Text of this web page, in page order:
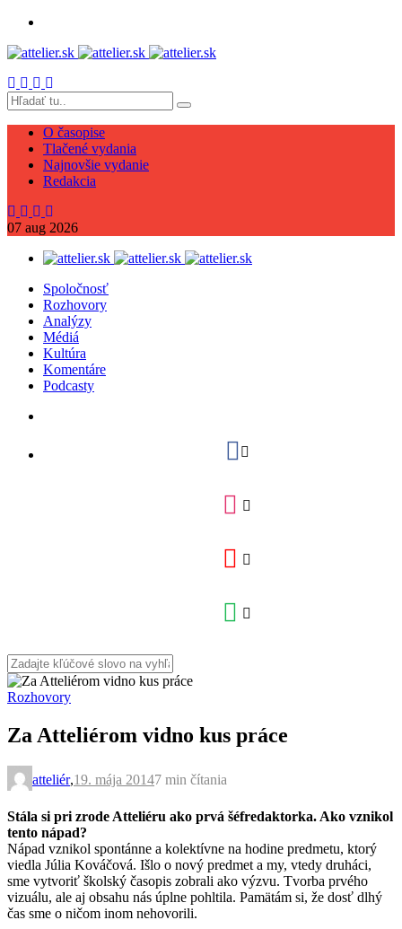
O časopise
Tlačené vydania
Najnovšie vydanie
Redakcia
07 aug 2026
Spoločnosť
Rozhovory
Analýzy
Médiá
Kultúra
Komentáre
Podcasty
Rozhovory
Za Atteliérom vidno kus práce
atteliér,19. mája 20147 min čítania
Stála si pri zrode Atteliéru ako prvá šéfredaktorka. Ako vznikol
tento nápad?
Nápad vznikol spontánne a kolektívne na hodine predmetu, ktorý
viedla Júlia Kováčová. Išlo o nový predmet a my, vtedy druháci,
sme vytvoriť školský časopis zobrali ako výzvu. Tvorba prvého
vizuálu, ale aj obsahu nás úplne pohltila. Pamätám si, že dosť dlhý
čas sme o ničom inom nehovorili.